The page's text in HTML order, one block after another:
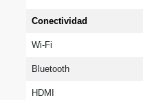
Conectividad
Wi-Fi
Bluetooth
HDMI